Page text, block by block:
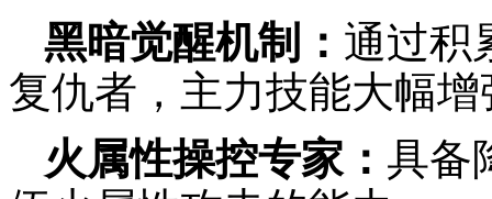
黑暗觉醒机制： 通过积
复仇者，主力技能大幅增
火属性操控专家： 具备